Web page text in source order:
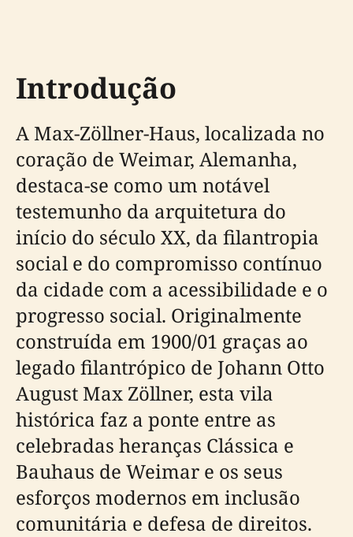
Introdução
A Max-Zöllner-Haus, localizada no
coração de Weimar, Alemanha,
destaca-se como um notável
testemunho da arquitetura do
início do século XX, da filantropia
social e do compromisso contínuo
da cidade com a acessibilidade e o
progresso social. Originalmente
construída em 1900/01 graças ao
legado filantrópico de Johann Otto
August Max Zöllner, esta vila
histórica faz a ponte entre as
celebradas heranças Clássica e
Bauhaus de Weimar e os seus
esforços modernos em inclusão
comunitária e defesa de direitos.